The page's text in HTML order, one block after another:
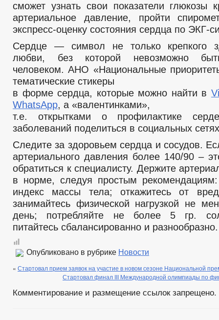
сможет узнать свои показатели глюкозы
артериальное давление, пройти
экспресс-оценку состояния сердца по ЭКГ-
Сердце — символ не только крепкого
любви, без которой невозможно
человеком. АНО «Национальные
тематические стикеры
в форме сердца, которые можно найти в
WhatsApp, а «валентинками»,
т.е. открытками о профилактике
заболеваний поделиться в социальных
Следите за здоровьем сердца и сосудов.
артериального давления более 140/90 –
обратиться к специалисту. Держите
в норме, следуя простым рекомендациям:
индекс массы тела; откажитесь от
занимайтесь физической нагрузкой не
день; потребляйте не более 5 гр.
питайтесь сбалансированно и разнообразно.
Опубликовано в рубрике Новости
« Стартовал прием заявок на участие в новом сезоне Национальной
Стартовал финал III Международной олимпиады по
Комментирование и размещение ссылок запрещено.